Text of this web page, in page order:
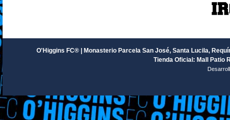
O'Higgins FC® | Monasterio Parcela San José, Santa Lucila,
Tienda Oficial: Mall Patio